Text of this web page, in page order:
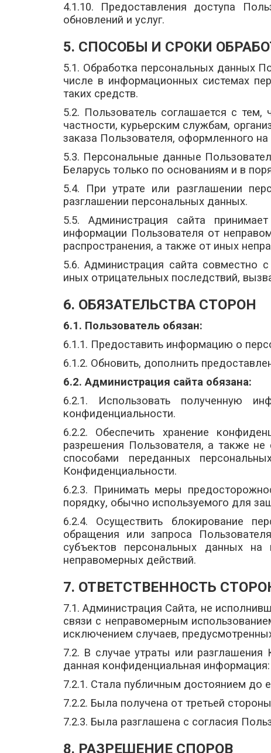
4.1.10. Предоставления доступа
обновлений и услуг.
5. СПОСОБЫ И СРОКИ
5.1. Обработка персональных данных
числе в информационных системах
таких средств.
5.2. Пользователь соглашается с
частности, курьерским службам,
заказа Пользователя, оформленного на
5.3. Персональные данные
Беларусь только по основаниям и в
5.4. При утрате или разглашении
разглашении персональных данных.
5.5. Администрация сайта
информации Пользователя от
распространения, а также от иных
5.6. Администрация сайта
иных отрицательных последствий,
6. ОБЯЗАТЕЛЬСТВА СТОРОН
6.1. Пользователь обязан:
6.1.1. Предоставить информацию о
6.1.2. Обновить, дополнить
6.2. Администрация сайта обязана:
6.2.1. Использовать полученную
конфиденциальности.
6.2.2. Обеспечить хранение
разрешения Пользователя, а также
способами переданных
Конфиденциальности.
6.2.3. Принимать меры
порядку, обычно используемого для
6.2.4. Осуществить блокирование
обращения или запроса
субъектов персональных данных
неправомерных действий.
7. ОТВЕТСТВЕННОСТЬ
7.1. Администрация Сайта, не
связи с неправомерным
исключением случаев,
7.2. В случае утраты или разглашения
данная конфиденциальная информация:
7.2.1. Стала публичным достоянием до
7.2.2. Была получена от третьей
7.2.3. Была разглашена с согласия
8. РАЗРЕШЕНИЕ СПОРОВ